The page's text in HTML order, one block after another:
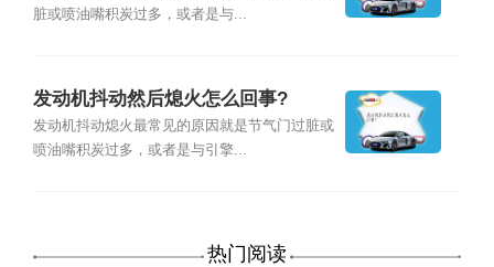
脏或喷油嘴积炭过多，或者是与...
发动机抖动然后熄火怎么回事?
发动机抖动熄火最常见的原因就是节气门过脏或
喷油嘴积炭过多，或者是与引擎...
热门阅读